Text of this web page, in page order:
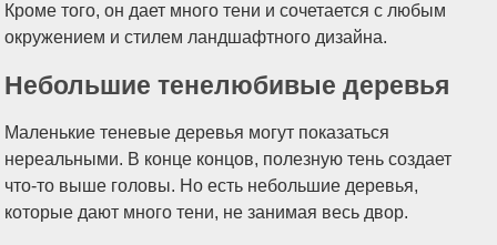
Кроме того, он дает много тени и сочетается с любым
окружением и стилем ландшафтного дизайна.
Небольшие тенелюбивые деревья
Маленькие теневые деревья могут показаться
нереальными. В конце концов, полезную тень создает
что-то выше головы. Но есть небольшие деревья,
которые дают много тени, не занимая весь двор.